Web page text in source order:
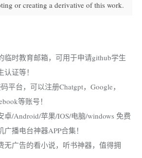
or creating a derivative of this work.
临时教育邮箱，可用于申请github学生
证等！
平台，可以注册Chatgpt，Google，
等账号！
卓/Android/苹果/IOS/电脑/windows 免费
播电台神器APP合集！
无广告的看小说，听书神器，值得拥